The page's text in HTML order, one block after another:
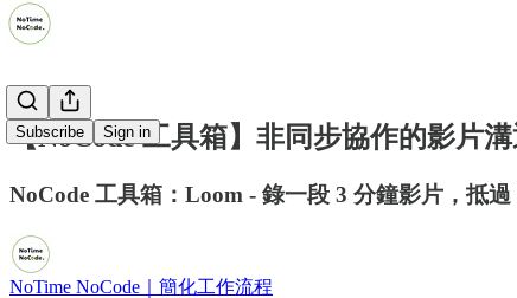
Subscribe Sign in
【NoCode 工具箱】非同步協作的影片
NoCode 工具箱：Loom - 錄一段 3 分鐘影片，抵
NoTime NoCode｜簡化工作流程